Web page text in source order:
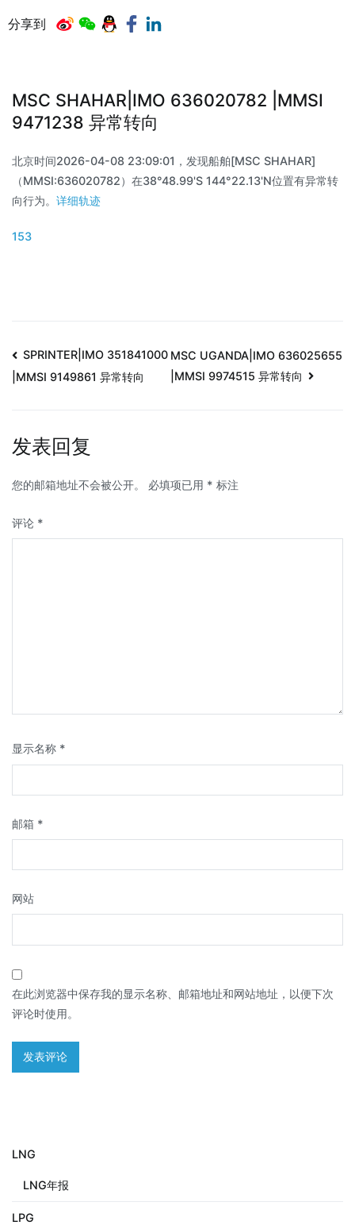
分享到
MSC SHAHAR|IMO 636020782 |MMSI
9471238 异常转向
北京时间2026-04-08 23:09:01，发现船舶[MSC SHAHAR]
（MMSI:636020782）在38°48.99'S 144°22.13'N位置有异常转
向行为。 详细轨迹
153
SPRINTER|IMO 351841000
|MMSI 9149861 异常转向
MSC UGANDA|IMO 636025655
|MMSI 9974515 异常转向
发表回复
您的邮箱地址不会被公开。 必填项已用 * 标注
评论 *
显示名称 *
邮箱 *
网站
在此浏览器中保存我的显示名称、邮箱地址和网站地址，以便下次
评论时使用。
LNG
LNG年报
LPG